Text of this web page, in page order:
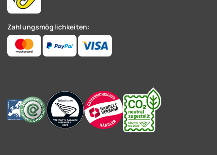
Zahlungsmöglichkeiten: